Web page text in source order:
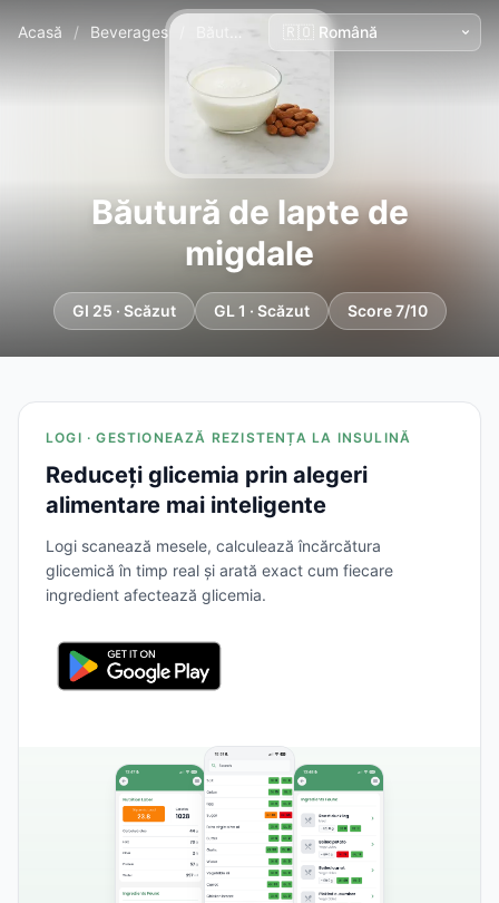
Acasă / Beverages
Băutură de lapte de
migdale
GI 25 · Scăzut GL 1 · Scăzut Score 7/10
LOGI · GESTIONEAZĂ REZISTENȚA LA INSULINĂ
Reduceți glicemia prin alegeri
alimentare mai inteligente
Logi scanează mesele, calculează încărcătura
glicemică în timp real și arată exact cum fiecare
ingredient afectează glicemia.